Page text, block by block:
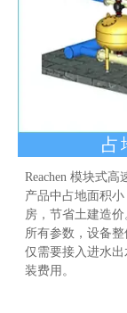
占
Reachen 模块式
产品中占地面积
房，节省土建造
所有参数，设备
仅需要接入进水
装费用。